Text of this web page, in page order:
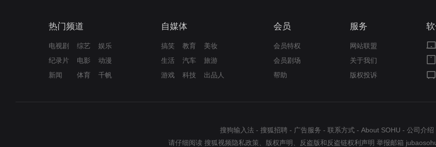
热门频道
电视剧 综艺
娱乐
纪录片
电影
动漫
新闻
体育 千帆
自媒体
搞笑 教育
美妆
生活
汽车
旅游
游戏
科技 出品人
会员
会员特权
会员剧场
帮助
服务
网站联盟
关于我们
版权投诉
搜狗输入法 - 搜狐招聘 - 广告服务 - 联系方式 - About SOHU - 公司介绍
请仔细阅读 搜狐视频隐私政策、 版权声明 、 反盗版和反盗链权利声明 举报邮箱